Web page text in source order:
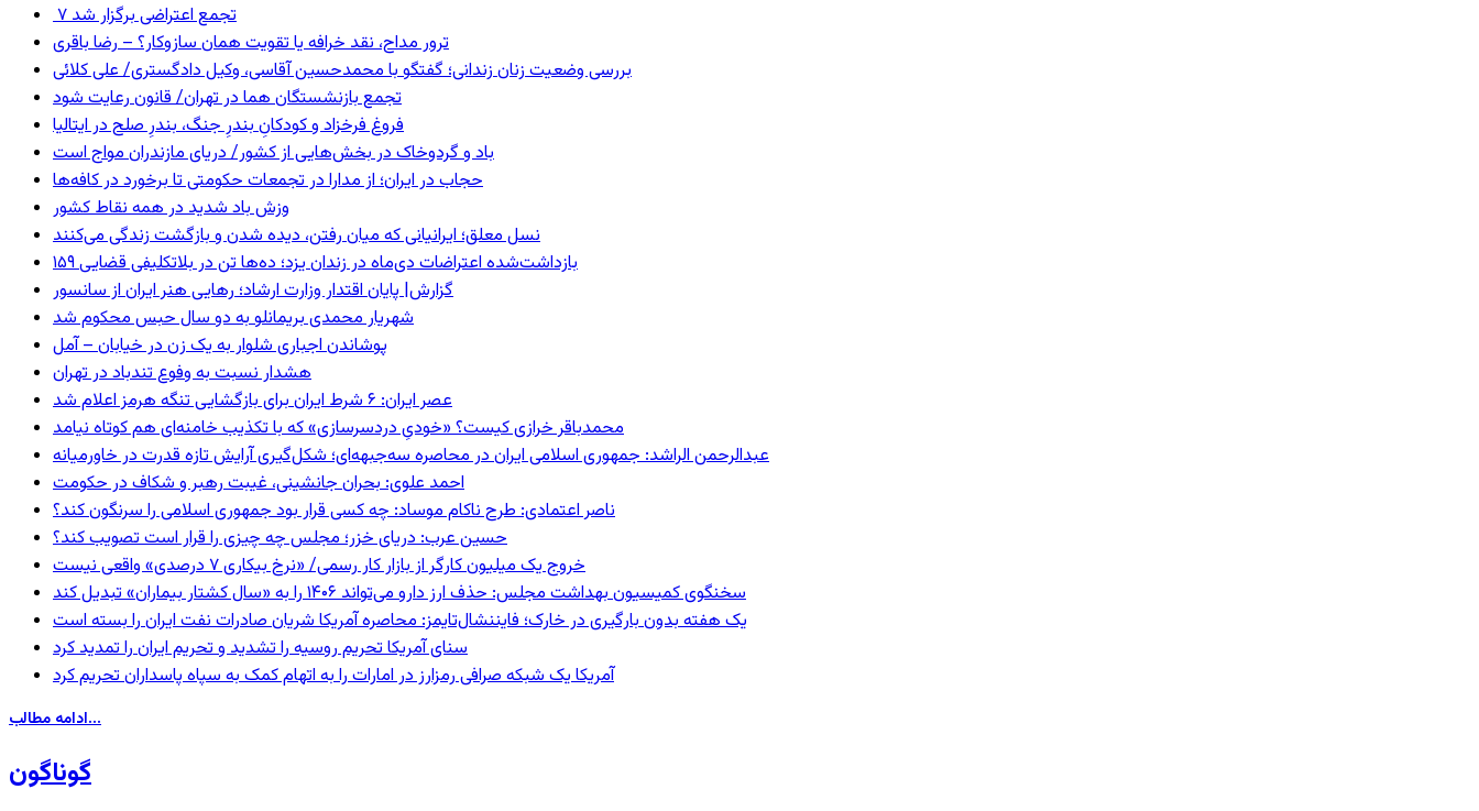
۷ تجمع اعتراضی برگزار شد
ترور مداح، نقد خرافه یا تقویت همان سازوکار؟ – رضا باقری
بررسی وضعیت زنان زندانی؛ گفتگو با محمدحسین آقاسی، وکیل دادگستری/ علی کلائی
تجمع بازنشستگان هما در تهران/ قانون رعایت شود
فروغ فرخزاد و کودکانِ بندرِ جنگ، بندرِ صلح در ایتالیا
باد و گردوخاک در بخش‌هایی از کشور/ دریای مازندران مواج است
حجاب در ایران؛ از مدارا در تجمعات حکومتی تا برخورد در کافه‌ها
وزش باد شدید در همه نقاط کشور
نسل معلق؛ ایرانیانی که میان رفتن، دیده شدن و بازگشت زندگی می‌کنند
۱۵۹ بازداشت‌شده اعتراضات دی‌ماه در زندان یزد؛ ده‌ها تن در بلاتکلیفی قضایی
گزارش| پایان اقتدار وزارت ارشاد؛ رهایی هنر ایران از سانسور
شهریار محمدی بریمانلو به دو سال حبس محکوم شد
پوشاندن اجباری شلوار به یک زن در خیابان – آمل
هشدار نسبت به وفوع تندباد در تهران
عصر ایران: ۶ شرط ایران برای بازگشایی تنگه هرمز اعلام شد
محمدباقر خرازی کیست؟ «خودیِ دردسرسازی» که با تکذیب خامنه‌ای هم کوتاه نیامد
عبدالرحمن الراشد: جمهوری اسلامی ایران در محاصره سه‌جبهه‌ای؛ شکل‌گیری آرایش تازه قدرت در خاورمیانه
احمد علوی: بحران جانشینی، غیبت رهبر و شکاف در حکومت
ناصر اعتمادی: طرح ناکام موساد: چه کسی قرار بود جمهوری اسلامی را سرنگون کند؟
حسین عرب: دریای خزر؛ مجلس چه چیزی را قرار است تصویب کند؟
خروج یک میلیون کارگر از بازار کار رسمی/ «نرخ بیکاری ۷ درصدی» واقعی نیست
سخنگوی کمیسیون بهداشت مجلس: حذف ارز دارو می‌تواند ۱۴۰۶ را به «سال کشتار بیماران» تبدیل کند
یک هفته بدون بارگیری در خارک؛ فایننشال‌تایمز: محاصره آمریکا شریان صادرات نفت ایران را بسته است
سنای آمریکا تحریم روسیه را تشدید و تحریم ایران را تمدید کرد
آمریکا یک شبکه صرافی رمزارز در امارات را به اتهام کمک به سپاه پاسداران تحریم کرد
ادامه مطالب...
گوناگون